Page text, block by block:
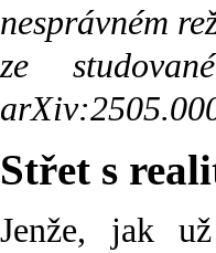
nesprávném
ze
Střet s
Jenže, jak